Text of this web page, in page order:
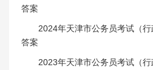
答案
2024年天津市公务员考试（
答案
2023年天津市公务员考试（